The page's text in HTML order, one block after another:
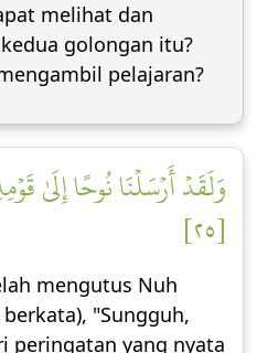
melihat dan
golongan itu?
pelajaran?
وَلَقَدۡ أَرۡسَلۡنَا نُوحًا إِلَىٰ
[٢٥]
mengutus Nuh
"Sungguh,
peringatan yang nyata